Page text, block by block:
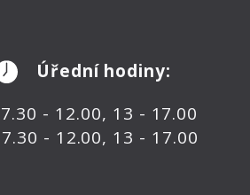
Úřední hodiny:
- 12.00, 13 - 17.00
- 12.00, 13 - 17.00